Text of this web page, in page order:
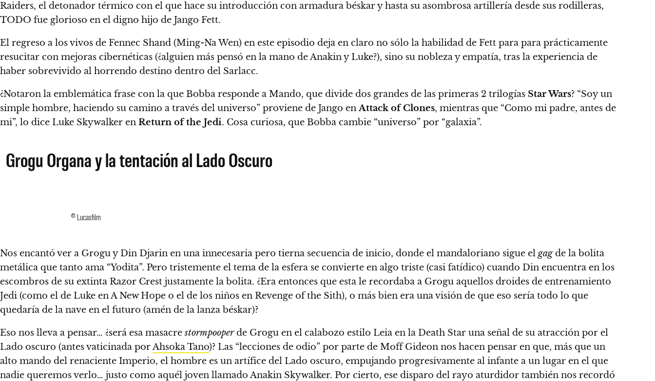
Raiders, el detonador térmico con el que hace su introducción con armadura béskar y hasta su asombrosa artillería desde sus rodilleras,
TODO fue glorioso en el digno hijo de Jango Fett.
El regreso a los vivos de Fennec Shand (Ming-Na Wen) en este episodio deja en claro no sólo la habilidad de Fett para para prácticamente
resucitar con mejoras cibernéticas (¿alguien más pensó en la mano de Anakin y Luke?), sino su nobleza y empatía, tras la experiencia de
haber sobrevivido al horrendo destino dentro del Sarlacc.
¿Notaron la emblemática frase con la que Bobba responde a Mando, que divide dos grandes de las primeras 2 trilogías Star Wars? “Soy un
simple hombre, haciendo su camino a través del universo” proviene de Jango enAttack of Clones, mientras que “Como mi padre, antes de
mi”, lo dice Luke Skywalker en Return of the Jedi. Cosa curiosa, que Bobba cambie “universo” por “galaxia”.
Grogu Organa y la tentación al Lado Oscuro
© Lucasfilm
Nos encantó ver a Grogu y Din Djarin en una innecesaria pero tierna secuencia de inicio, donde el mandaloriano sigue el gagde la bolita
metálica que tanto ama “Yodita”. Pero tristemente el tema de la esfera se convierte en algo triste (casi fatídico) cuando Din encuentra en los
escombros de su extinta Razor Crest justamente la bolita. ¿Era entonces que esta le recordaba a Grogu aquellos droides de entrenamiento
Jedi (como el de Luke en A New Hope o el de los niños en Revenge of the Sith), o más bien era una visión de que eso sería todo lo que
quedaría de la nave en el futuro (amén de la lanza béskar)?
Eso nos lleva a pensar… ¿será esa masacrestormpooperde Grogu en el calabozo estilo Leia en la Death Star una señal de su atracción por el
Lado oscuro (antes vaticinada porAhsoka Tano)? Las “lecciones de odio” por parte de Moff Gideon nos hacen pensar en que, más que un
alto mando del renaciente Imperio, el hombre es un artífice del Lado oscuro, empujando progresivamente al infante a un lugar en el que
nadie queremos verlo… justo como aquél joven llamado Anakin Skywalker. Por cierto, ese disparo del rayo aturdidor también nos recordó